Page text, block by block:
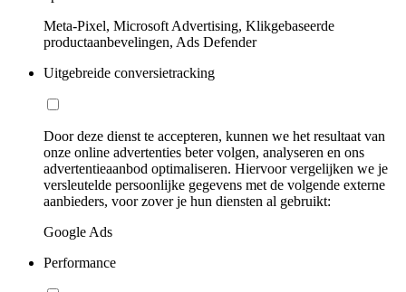
Meta-Pixel, Microsoft Advertising, Klikgebaseerde
productaanbevelingen, Ads Defender
Uitgebreide conversietracking
Door deze dienst te accepteren, kunnen we het resultaat van
onze online advertenties beter volgen, analyseren en ons
advertentieaanbod optimaliseren. Hiervoor vergelijken we je
versleutelde persoonlijke gegevens met de volgende externe
aanbieders, voor zover je hun diensten al gebruikt:
Google Ads
Performance